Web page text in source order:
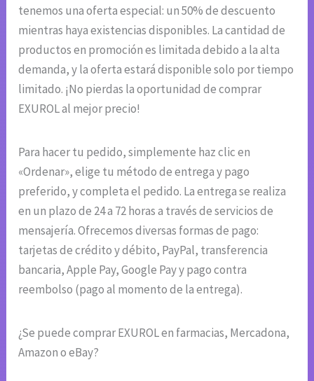
tenemos una oferta especial: un 50% de descuento
mientras haya existencias disponibles. La cantidad de
productos en promoción es limitada debido a la alta
demanda, y la oferta estará disponible solo por tiempo
limitado. ¡No pierdas la oportunidad de comprar
EXUROL al mejor precio!
Para hacer tu pedido, simplemente haz clic en
«Ordenar», elige tu método de entrega y pago
preferido, y completa el pedido. La entrega se realiza
en un plazo de 24 a 72 horas a través de servicios de
mensajería. Ofrecemos diversas formas de pago:
tarjetas de crédito y débito, PayPal, transferencia
bancaria, Apple Pay, Google Pay y pago contra
reembolso (pago al momento de la entrega).
¿Se puede comprar EXUROL en farmacias, Mercadona,
Amazon o eBay?